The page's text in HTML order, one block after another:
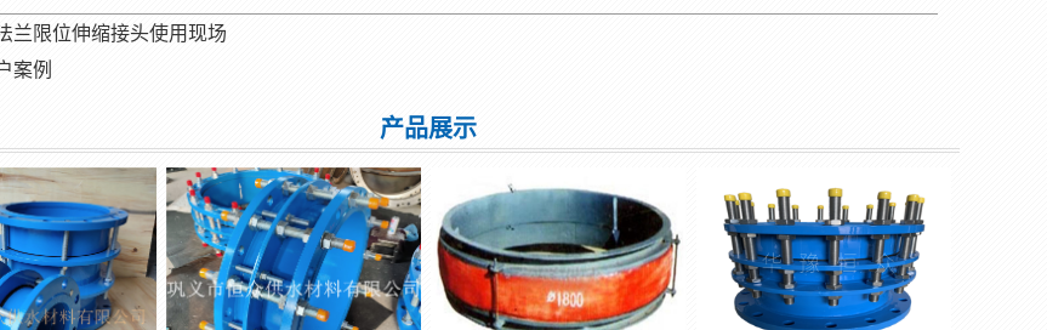
兰限位伸缩接头使用现场
案例
产品展示